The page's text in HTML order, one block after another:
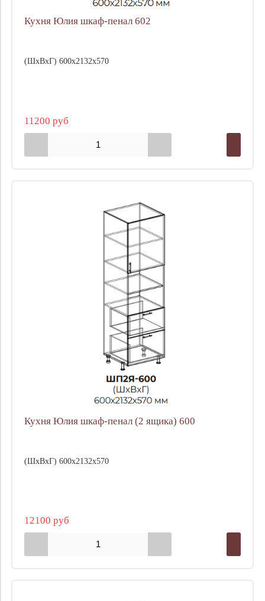
Кухня Юлия шкаф-пенал 602
(ШхВхГ) 600х2132х570
11200 руб
Кухня Юлия шкаф-пенал (2 ящика) 600
(ШхВхГ) 600х2132х570
12100 руб